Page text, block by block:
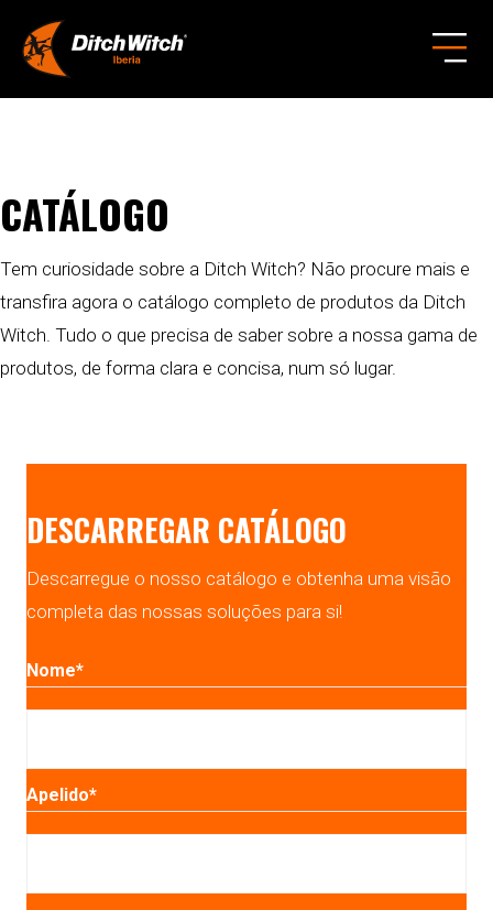
CATÁLOGO
Tem curiosidade sobre a Ditch Witch? Não procure mais e
transfira agora o catálogo completo de produtos da Ditch
Witch. Tudo o que precisa de saber sobre a nossa gama de
produtos, de forma clara e concisa, num só lugar.
DESCARREGAR CATÁLOGO
Descarregue o nosso catálogo e obtenha uma visão
completa das nossas soluções para si!
Nome*
Primeiro
Apelido*